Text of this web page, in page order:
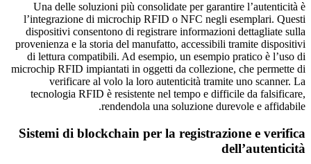
Una delle soluzioni più consolidate per garantire l’autenticità è
l’integrazione di microchip RFID o NFC negli esemplari. Questi
dispositivi consentono di registrare informazioni dettagliate sulla
provenienza e la storia del manufatto, accessibili tramite dispositivi
di lettura compatibili. Ad esempio, un esempio pratico è l’uso di
microchip RFID impiantati in oggetti da collezione, che permette di
verificare al volo la loro autenticità tramite uno scanner. La
tecnologia RFID è resistente nel tempo e difficile da falsificare,
rendendola una soluzione durevole e affidabile.
Sistemi di blockchain per la registrazione e verifica
dell’autenticità